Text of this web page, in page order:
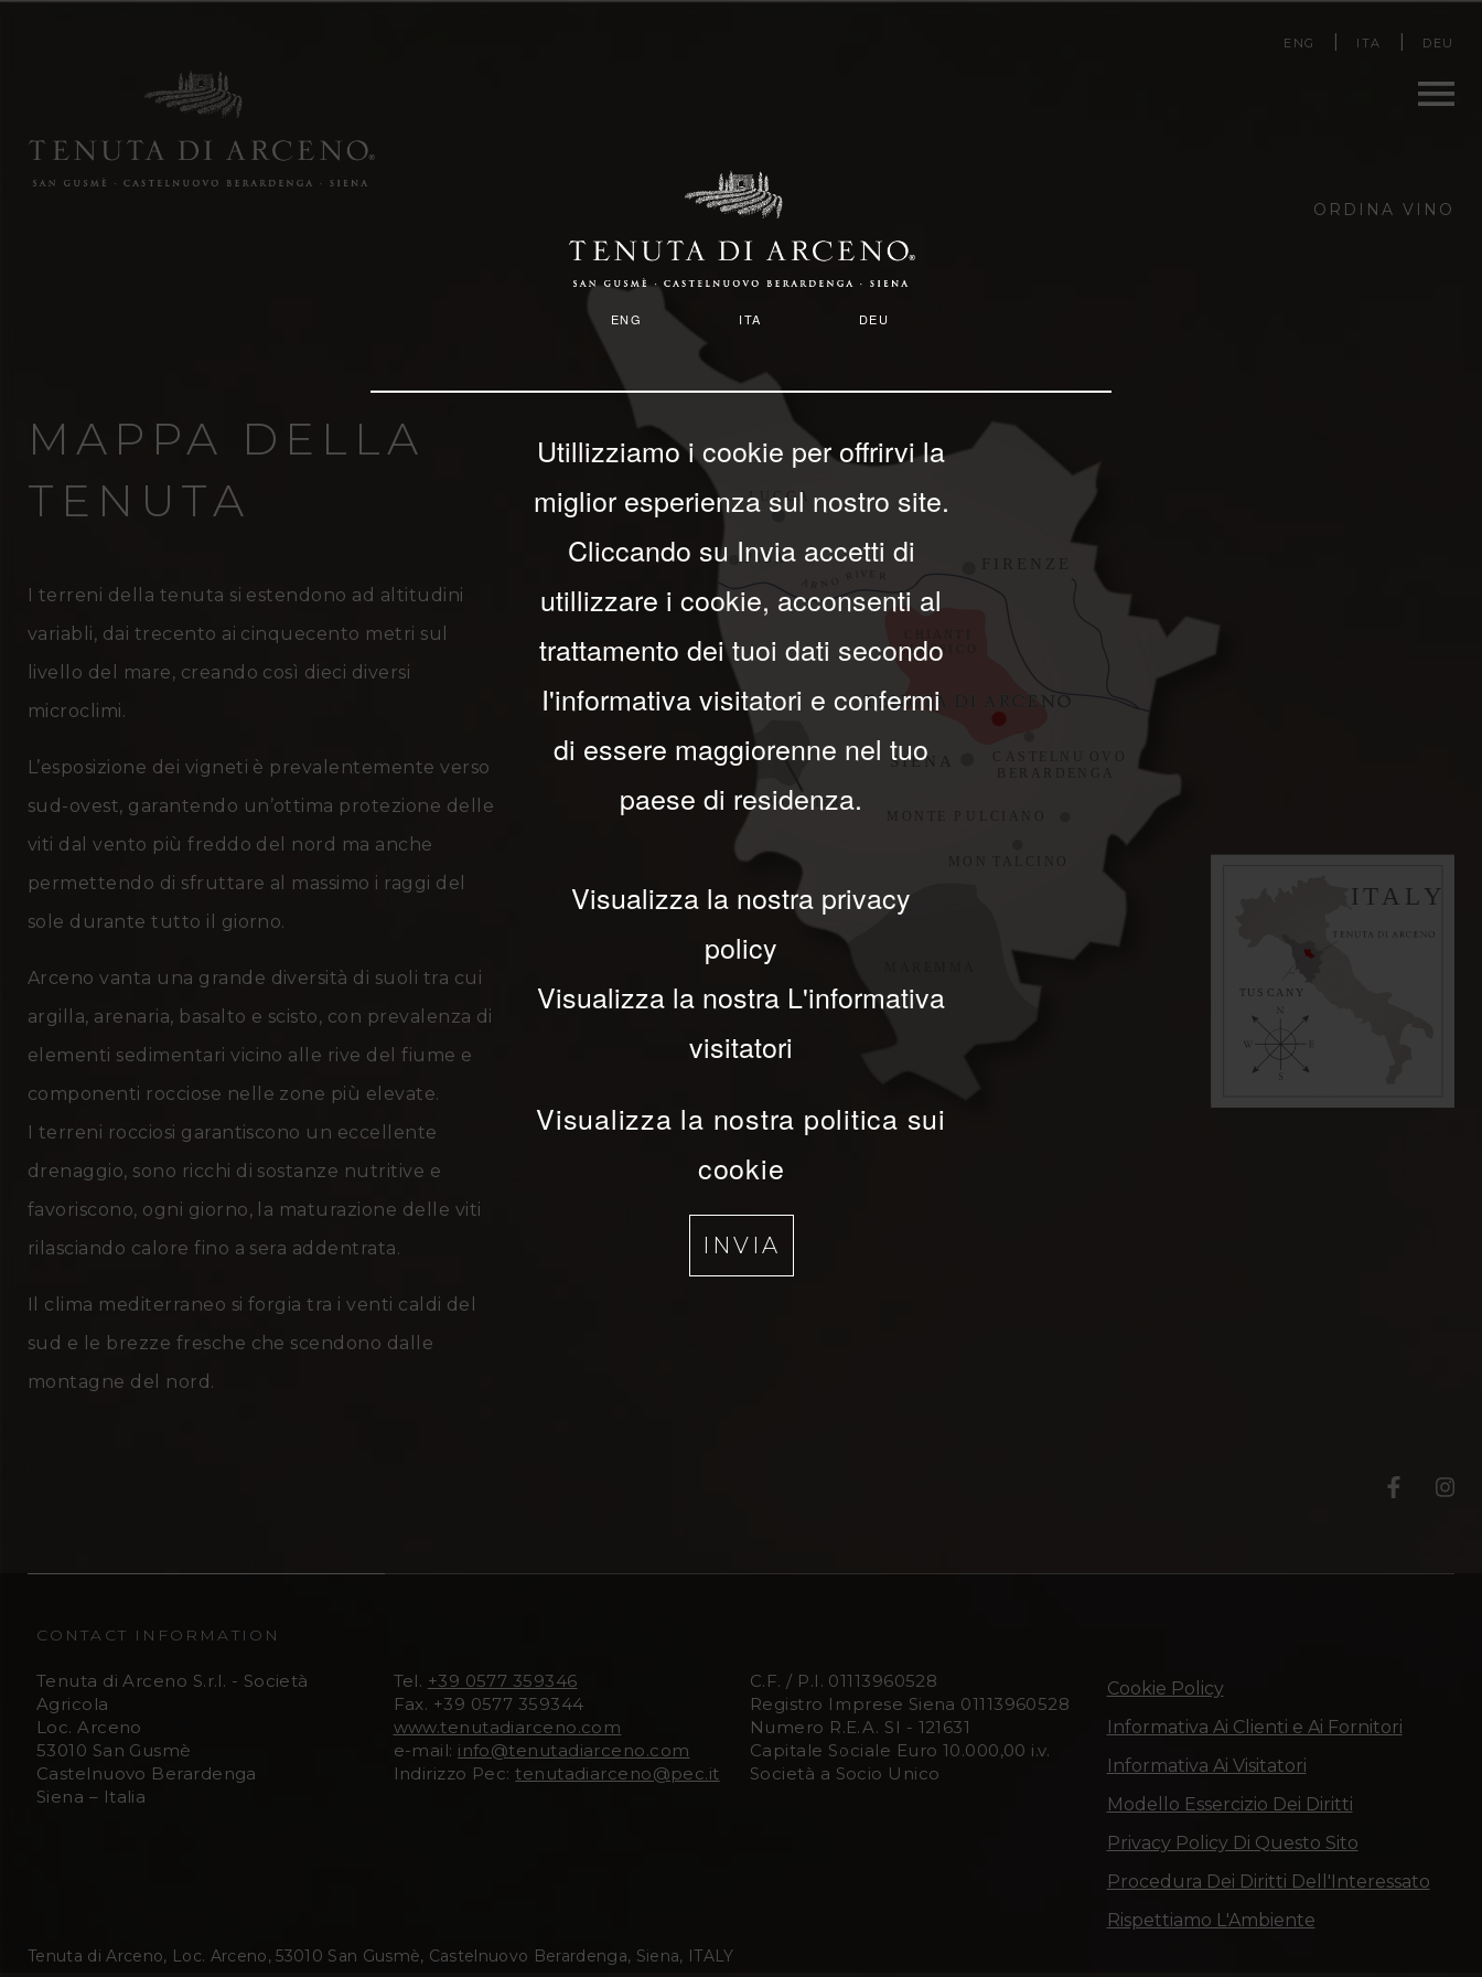
ENG ITA DEU
Utillizziamo i cookie per offrirvi la
miglior esperienza sul nostro site.
Cliccando su Invia accetti di
utillizzare i cookie, acconsenti al
trattamento dei tuoi dati secondo
I'informativa visitatori e confermi
di essere maggiorenne nel tuo
paese di residenza.
Visualizza la nostra privacy
policy
Visualizza la nostra L'informativa
visitatori
Visualizza la nostra politica sui
cookie
INVIA
ENG ITA DEU
u
ORDINA VINO
MAPPA DELLA
TENUTA
I terreni della tenuta si estendono ad altitudini
variabli, dai trecento ai cinquecento metri sul
livello del mare, creando così dieci diversi
microclimi.
L’esposizione dei vigneti è prevalentemente verso
sud-ovest, garantendo un’ottima protezione delle
viti dal vento più freddo del nord ma anche
permettendo di sfruttare al massimo i raggi del
sole durante tutto il giorno.
Arceno vanta una grande diversità di suoli tra cui
argilla, arenaria, basalto e scisto, con prevalenza di
elementi sedimentari vicino alle rive del fiume e
componenti rocciose nelle zone più elevate.
I terreni rocciosi garantiscono un eccellente
drenaggio, sono ricchi di sostanze nutritive e
favoriscono, ogni giorno, la maturazione delle viti
rilasciando calore fino a sera addentrata.
Il clima mediterraneo si forgia tra i venti caldi del
sud e le brezze fresche che scendono dalle
montagne del nord.
Image
T
n
a
A
T
n
CONTACT INFORMATION
Tenuta di Arceno S.r.l. - Società
Agricola
Loc. Arceno
53010 San Gusmè
Castelnuovo Berardenga
Siena – Italia
Tel. +39 0577 359346
Fax. +39 0577 359344
www.tenutadiarceno.com
e-mail: info@tenutadiarceno.com
Indirizzo Pec:tenutadiarceno@pec.it
C.F. / P.I. 01113960528
Registro Imprese Siena 01113960528
Numero R.E.A. SI - 121631
Capitale Sociale Euro 10.000,00 i.v.
Società a Socio Unico
Cookie Policy
Informativa Ai Clienti e Ai Fornitori
Informativa Ai Visitatori
Modello Essercizio Dei Diritti
Privacy Policy Di Questo Sito
Procedura Dei Diritti Dell'Interessato
Rispettiamo L'Ambiente
Tenuta di Arceno, Loc. Arceno, 53010 San Gusmè, Castelnuovo Berardenga, Siena, ITALY